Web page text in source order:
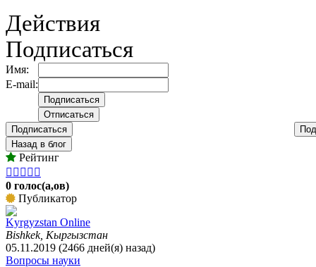
Действия
Подписаться
Имя:
E-mail:
Подписаться
Назад в блог
Рейтинг
    
0 голос(а,ов)
Публикатор
Kyrgyzstan Online
Bishkek, Кыргызстан
05.11.2019 (2466 дней(я) назад)
Вопросы науки